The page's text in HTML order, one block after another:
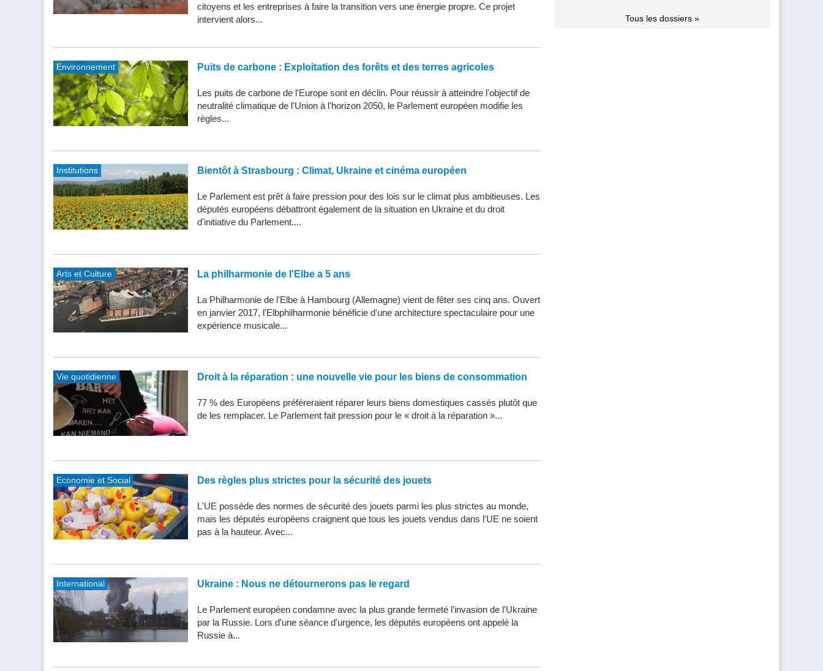
citoyens et les entreprises à faire la transition vers une énergie propre. Ce projet
intervient alors...
Environnement Puits de carbone : Exploitation des forêts et des terres agricoles
Les puits de carbone de l'Europe sont en déclin. Pour réussir à atteindre l'objectif de
neutralité climatique de l'Union à l'horizon 2050, le Parlement européen modifie les
règles...
Institutions Bientôt à Strasbourg : Climat, Ukraine et cinéma européen
Le Parlement est prêt à faire pression pour des lois sur le climat plus ambitieuses. Les
députés européens débattront également de la situation en Ukraine et du droit
d'initiative du Parlement....
Arts et Culture La philharmonie de l'Elbe a 5 ans
La Philharmonie de l'Elbe à Hambourg (Allemagne) vient de fêter ses cinq ans. Ouvert
en janvier 2017, l'Elbphilharmonie bénéficie d'une architecture spectaculaire pour une
expérience musicale...
Vie quotidienne Droit à la réparation : une nouvelle vie pour les biens de consommation
77 % des Européens préféreraient réparer leurs biens domestiques cassés plutôt que
de les remplacer. Le Parlement fait pression pour le « droit à la réparation »...
Economie et Social Des règles plus strictes pour la sécurité des jouets
L'UE possède des normes de sécurité des jouets parmi les plus strictes au monde,
mais les députés européens craignent que tous les jouets vendus dans l'UE ne soient
pas à la hauteur. Avec...
International Ukraine : Nous ne détournerons pas le regard
Le Parlement européen condamne avec la plus grande fermeté l'invasion de l'Ukraine
par la Russie. Lors d'une séance d'urgence, les députés européens ont appelé la
Russie à...
Tous les dossiers »